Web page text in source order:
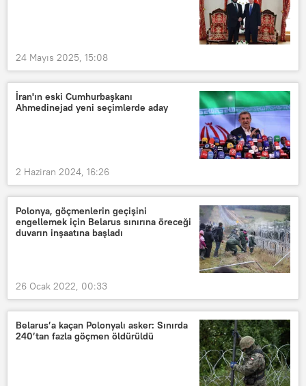
24 Mayıs 2025, 15:08
İran'ın eski Cumhurbaşkanı
Ahmedinejad yeni seçimlerde aday
2 Haziran 2024, 16:26
Polonya, göçmenlerin geçişini
engellemek için Belarus sınırına öreceği
duvarın inşaatına başladı
26 Ocak 2022, 00:33
Belarus’a kaçan Polonyalı asker: Sınırda
240’tan fazla göçmen öldürüldü